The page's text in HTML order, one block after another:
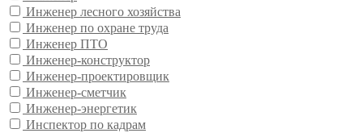
Инженер лесного хозяйства
Инженер по охране труда
Инженер ПТО
Инженер-конструктор
Инженер-проектировщик
Инженер-сметчик
Инженер-энергетик
Инспектор по кадрам